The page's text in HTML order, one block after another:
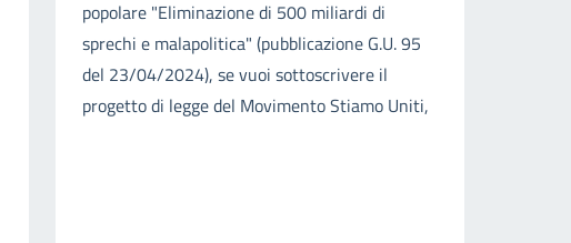
popolare "Eliminazione di 500 miliardi di
sprechi e malapolitica" (pubblicazione G.U. 95
del 23/04/2024), se vuoi sottoscrivere il
progetto di legge del Movimento Stiamo Uniti,